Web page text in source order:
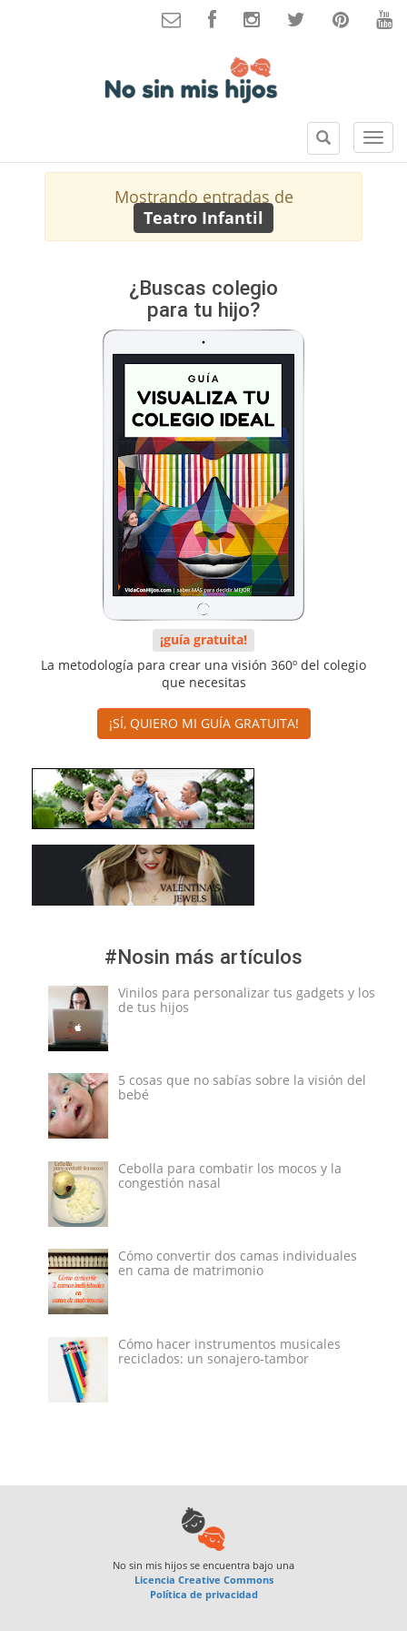
S
e
B
u
s
r
Mostrando entradas de
Teatro Infantil
¿Buscas colegio
para tu hijo?
¡guía gratuita!
La metodología para crear una visión 360º del colegio
que necesitas
¡SÍ, QUIERO MI GUÍA GRATUITA!
#Nosin más artículos
Vinilos para personalizar tus gadgets y los
de tus hijos
5 cosas que no sabías sobre la visión del
bebé
Cebolla para combatir los mocos y la
congestión nasal
Cómo convertir dos camas individuales
en cama de matrimonio
Cómo hacer instrumentos musicales
reciclados: un sonajero-tambor
No sin mis hijos se encuentra bajo una
Licencia Creative Commons
Política de privacidad